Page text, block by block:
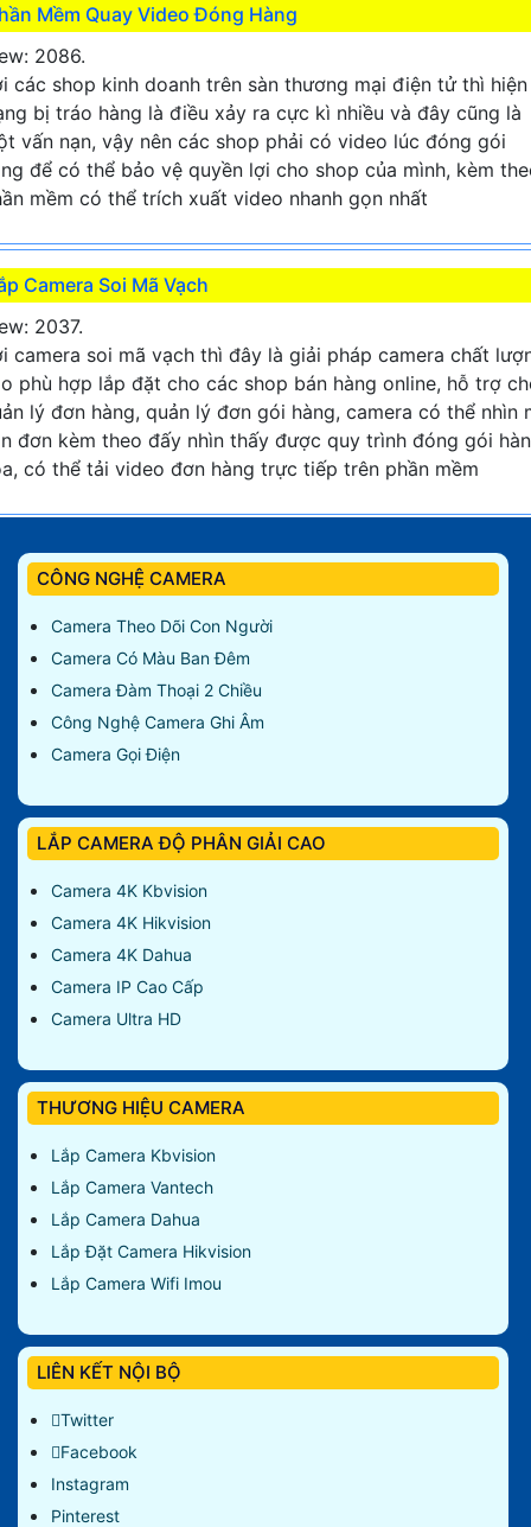
Mềm Quay Video Đóng Hàng
2086.
các shop kinh doanh trên sàn thương mại điện tử thì hiện
bị tráo hàng là điều xảy ra cực kì nhiều và đây cũng là
vấn nạn, vậy nên các shop phải có video lúc đóng gói
để có thể bảo vệ quyền lợi cho shop của mình, kèm
mềm có thể trích xuất video nhanh gọn nhất
Camera Soi Mã Vạch
2037.
camera soi mã vạch thì đây là giải pháp camera chất
phù hợp lắp đặt cho các shop bán hàng online, hỗ trợ
lý đơn hàng, quản lý đơn gói hàng, camera có thể nhìn
đơn kèm theo đấy nhìn thấy được quy trình đóng gói
có thể tải video đơn hàng trực tiếp trên phần mềm
CÔNG NGHỆ CAMERA
Camera Theo Dõi Con Người
Camera Có Màu Ban Đêm
Camera Đàm Thoại 2 Chiều
Công Nghệ Camera Ghi Âm
Camera Gọi Điện
LẮP CAMERA ĐỘ PHÂN GIẢI CAO
Camera 4K Kbvision
Camera 4K Hikvision
Camera 4K Dahua
Camera IP Cao Cấp
Camera Ultra HD
THƯƠNG HIỆU CAMERA
Lắp Camera Kbvision
Lắp Camera Vantech
Lắp Camera Dahua
Lắp Đặt Camera Hikvision
Lắp Camera Wifi Imou
LIÊN KẾT NỘI BỘ
Twitter
Facebook
Instagram
Pinterest